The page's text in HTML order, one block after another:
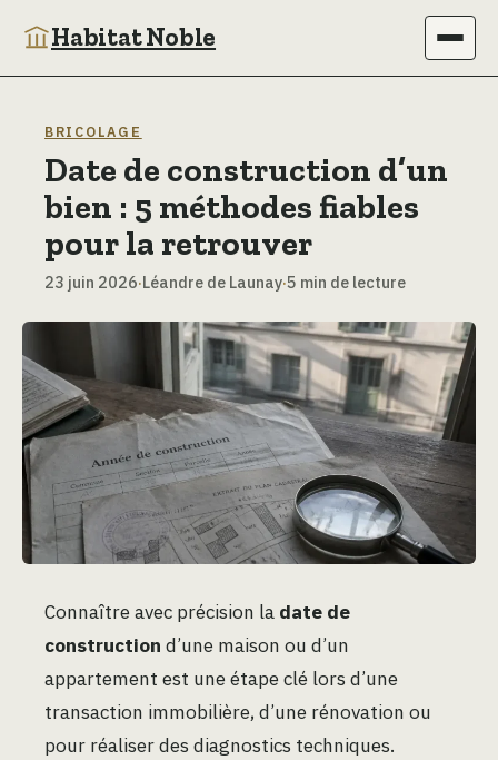
Habitat Noble
Maison
Jardinage
Déco
BRICOLAGE
Date de construction d’un
bien : 5 méthodes fiables
pour la retrouver
23 juin 2026·Léandre de Launay·5 min de lecture
Connaître avec précision la date de
construction d’une maison ou d’un
appartement est une étape clé lors d’une
transaction immobilière, d’une rénovation ou
pour réaliser des diagnostics techniques.